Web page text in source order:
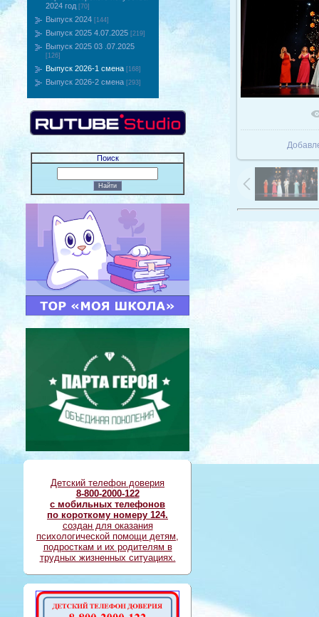
2024 год [70]
Выпуск 2024 [144]
Выпуск 2025 4.07.2025 [219]
Выпуск 2025 03 .07.2025
[126]
Выпуск 2026-1 смена [168]
Выпуск 2026-2 смена [293]
Поиск
Детский телефон доверия
8-800-2000-122
с мобильных телефонов
по короткому номеру 124.
создан для оказания
психологической помощи детям,
подросткам и их родителям в
трудных жизненных ситуациях.
В